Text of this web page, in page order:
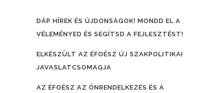
DÁP HÍREK ÉS ÚJDONSÁGOK! MONDD EL A
VÉLEMÉNYED ÉS SEGÍTSD A FEJLESZTÉST!
ELKÉSZÜLT AZ ÉFOÉSZ ÚJ SZAKPOLITIKAI
JAVASLATCSOMAGJA
AZ ÉFOÉSZ AZ ÖNRENDELKEZÉS ÉS A